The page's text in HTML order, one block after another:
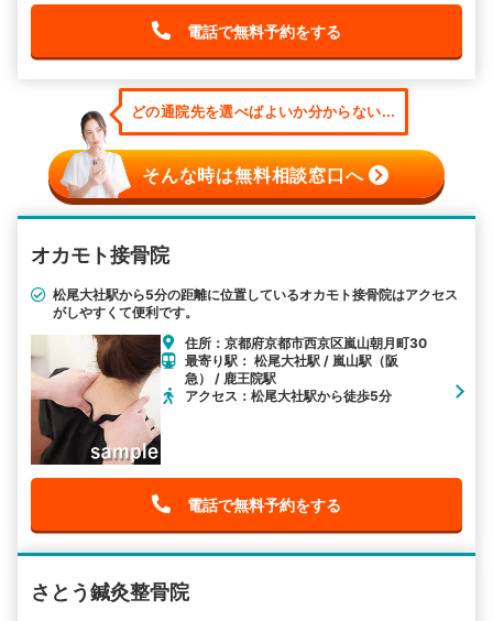
電話で無料予約をする
どの通院先を選べばよいか分からない...
そんな時は無料相談窓口へ
オカモト接骨院
松尾大社駅から5分の距離に位置しているオカモト接骨院はアクセス
がしやすくて便利です。
住所：京都府京都市西京区嵐山朝月町30
最寄り駅： 松尾大社駅 / 嵐山駅（阪
急） / 鹿王院駅
アクセス：松尾大社駅から徒歩5分
電話で無料予約をする
さとう鍼灸整骨院